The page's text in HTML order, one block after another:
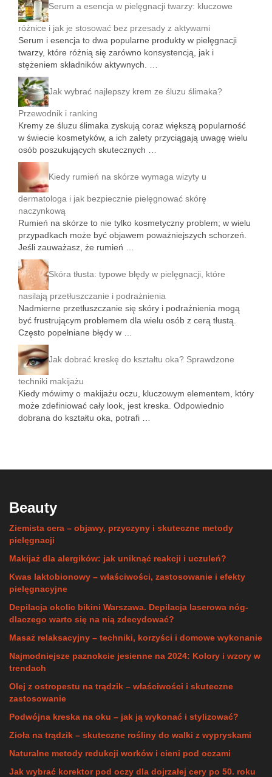
Serum a esencja w pielęgnacji twarzy: kluczowe
różnice i jak je stosować bez przesady z aktywami
Serum i esencja to dwa popularne produkty w pielęgnacji
twarzy, które różnią się zarówno konsystencją, jak i
stężeniem składników aktywnych. …
Jak wybrać najlepszy krem ze śluzu ślimaka?
Przewodnik i ranking
Kremy ze śluzu ślimaka zyskują coraz większą popularność
w świecie kosmetyków, a ich zalety przyciągają uwagę wielu
osób poszukujących skutecznych …
Kiedy rumień na skórze wymaga wizyty u
dermatologa i jak bezpiecznie pielęgnować skórę
naczynkową
Rumień na skórze to nie tylko kosmetyczny problem; w wielu
przypadkach może być objawem poważniejszych schorzeń.
Jeśli zauważasz, że rumień …
Skóra tłusta: typowe błędy w pielęgnacji, które
nasilają przetłuszczanie i podrażnienia
Nadmierne przetłuszczanie się skóry i podrażnienia mogą
być frustrującym problemem dla wielu osób z cerą tłustą.
Często popełniane błędy w …
Jak dobrać kreskę do kształtu oka? Sprawdzone
techniki makijażu
Kiedy mówimy o makijażu oczu, kluczowym elementem, który
może zdefiniować cały look, jest kreska. Odpowiednio
dobrana do kształtu oka, potrafi …
Beauty
Ziemista cera – objawy, przyczyny i skuteczne metody
pielęgnacji
Makijaż dla alergików: jak uniknąć reakcji i uczuleń?
Kwas laktobionowy – właściwości, zastosowanie i efekty
pielęgnacyjne
Depilacja okolic bikini Warszawa. Depilacja laserowa nóg-
dlaczego warto się na nią zdecydować?
Masaż relaksacyjny – techniki, korzyści i domowe wykonanie
Najmodniejsze paznokcie jesienne na 2024: Kolory i wzory w
trendach
Olej z ostropestu na trądzik – właściwości i skuteczne
zastosowanie
Podwójna kreska na oku – jak ją wykonać i stylizować?
Zioła na trądzik – skuteczne rośliny do walki z wypryskami
Naturalne metody redukcji worków i cieni pod oczami
Jak wybrać korektor pod oczy dla dojrzałej cery po 50. roku